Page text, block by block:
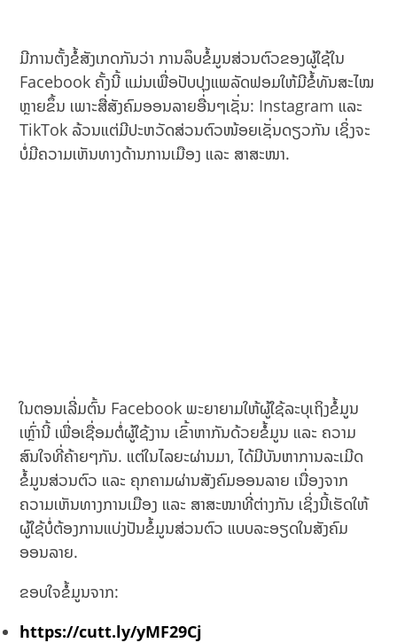
ມີການຕັ້ງຂໍ້ສັງເກດກັນວ່າ ການລຶບຂໍ້ມູນສ່ວນຕົວຂອງຜູ້ໃຊ້ໃນ
Facebook ຄັ້ງນີ້ ແມ່ນເພື່ອປັບປຸງແພລັດຟອມໃຫ້ມີຂໍ້ທັນສະໄໝ
ຫຼາຍຂຶ້ນ ເພາະສື່ສັງຄົມອອນລາຍອື່ນໆເຊັ່ນ: Instagram ແລະ
TikTok ລ້ວນແຕ່ມີປະຫວັດສ່ວນຕົວໜ້ອຍເຊັ່ນດຽວກັນ ເຊິ່ງຈະ
ບໍ່ມີຄວາມເຫັນທາງດ້ານການເມືອງ ແລະ ສາສະໜາ.
ໃນຕອນເລີ່ມຕົ້ນ Facebook ພະຍາຍາມໃຫ້ຜູ້ໃຊ້ລະບຸເຖິງຂໍ້ມູນ
ເຫຼົ່ານີ້ ເພື່ອເຊື່ອມຕໍ່ຜູ້ໃຊ້ງານ ເຂົ້າຫາກັນດ້ວຍຂໍ້ມູນ ແລະ ຄວາມ
ສົນໃຈທີ່ຄ້າຍໆກັນ. ແຕ່ໃນໄລຍະຜ່ານມາ, ໄດ້ມີບັນຫາການລະເມີດ
ຂໍ້ມູນສ່ວນຕົວ ແລະ ຄຸກຄາມຜ່ານສັງຄົມອອນລາຍ ເນື່ອງຈາກ
ຄວາມເຫັນທາງການເມືອງ ແລະ ສາສະໜາທີ່ຕ່າງກັນ ເຊິ່ງນີ້ເຮັດໃຫ້
ຜູ້ໃຊ້ບໍ່ຕ້ອງການແບ່ງປັນຂໍ້ມູນສ່ວນຕົວ ແບບລະອຽດໃນສັງຄົມ
ອອນລາຍ.
ຂອບໃຈຂໍ້ມູນຈາກ:
https://cutt.ly/yMF29Cj